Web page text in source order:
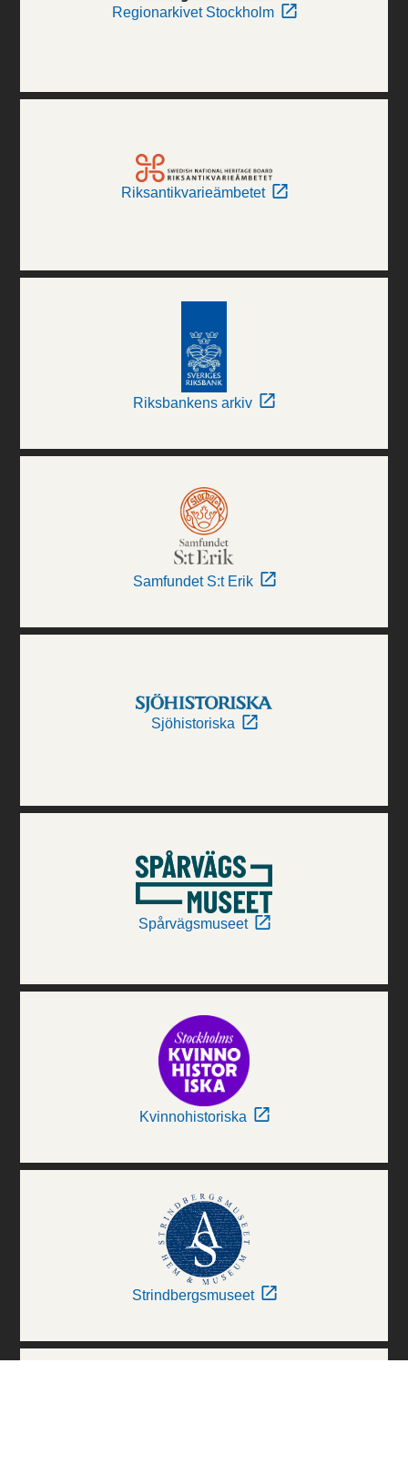
Regionarkivet Stockholm
Riksantikvarieämbetet
Riksbankens arkiv
Samfundet S:t Erik
Sjöhistoriska
Spårvägsmuseet
Kvinnohistoriska
Strindbergsmuseet